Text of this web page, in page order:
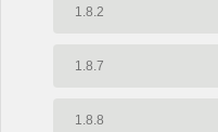
1.8.2
1.8.7
1.8.8